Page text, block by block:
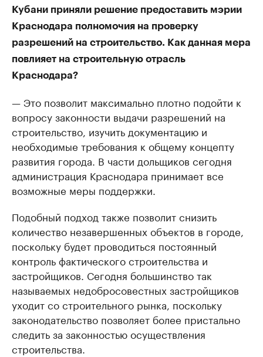
Кубани приняли решение предоставить мэрии
Краснодара полномочия на проверку
разрешений на строительство. Как данная мера
повлияет на строительную отрасль
Краснодара?
— Это позволит максимально плотно подойти к
вопросу законности выдачи разрешений на
строительство, изучить документацию и
необходимые требования к общему концепту
развития города. В части дольщиков сегодня
администрация Краснодара принимает все
возможные меры поддержки.
Подобный подход также позволит снизить
количество незавершенных объектов в городе,
поскольку будет проводиться постоянный
контроль фактического строительства и
застройщиков. Сегодня большинство так
называемых недобросовестных застройщиков
уходит со строительного рынка, поскольку
законодательство позволяет более пристально
следить за законностью осуществления
строительства.